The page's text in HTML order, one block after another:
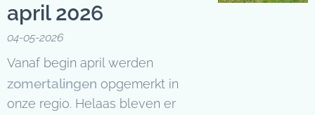
april 2026
04-05-2026
Vanaf begin april werden
zomertalingen opgemerkt in
onze regio. Helaas bleven er